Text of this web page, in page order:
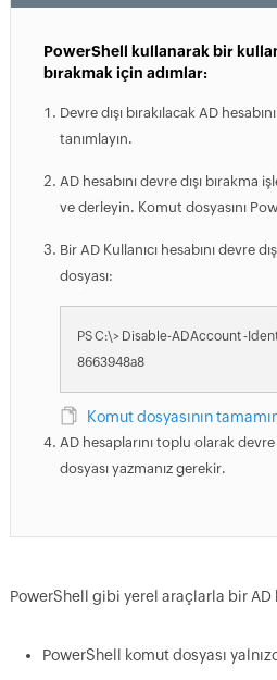
PowerShell kullanarak bir
bırakmak için adımlar:
Devre dışı bırakılacak AD
tanımlayın.
AD hesabını devre dışı
ve derleyin. Komut dosyasını
Bir AD Kullanıcı hesabını devre
dosyası:
PS C:\> Disable-ADAccount -
8663948a8
Komut dosyasının
AD hesaplarını toplu olarak
dosyası yazmanız gerekir.
PowerShell gibi yerel araçlarla bir AD
PowerShell komut dosyası